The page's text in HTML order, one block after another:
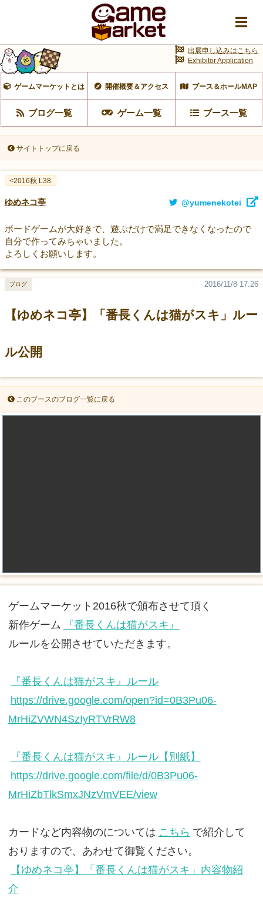
ゲームマーケットとは 開催概要＆アクセス ブース＆ホールMAP
ブログ一覧 ゲーム一覧 ブース一覧
出展申し込みはこちら
Exhibitor Application
サイトトップに戻る
<2016秋 L38
ゆめネコ亭 @yumenekotei
ボードゲームが大好きで、遊ぶだけで満足できなくなったので
自分で作ってみちゃいました。
よろしくお願いします。
【ゆめネコ亭】「番長くんは猫がスキ」ルー
ル公開
2016/11/8 17:26
ブログ
このブースのブログ一覧に戻る
ゲームマーケット2016秋で頒布させて頂く
新作ゲーム
『番長くんは猫がスキ』
ルールを公開させていただきます。
『番長くんは猫がスキ』ルール
https://drive.google.com/open?id=0B3Pu06-
MrHiZVWN4SzIyRTVrRW8
『番長くんは猫がスキ』ルール【別紙】
https://drive.google.com/file/d/0B3Pu06-
MrHiZbTlkSmxJNzVmVEE/view
カードなど内容物のについては こちら で紹介して
おりますので、あわせて御覧ください。
【ゆめネコ亭】「番長くんは猫がスキ」内容物紹
介